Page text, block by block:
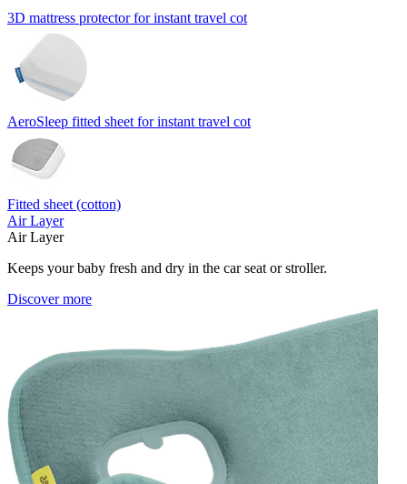
3D mattress protector for instant travel cot
AeroSleep fitted sheet for instant travel cot
Fitted sheet (cotton)
Air Layer
Air Layer
Keeps your baby fresh and dry in the car seat or stroller.
Discover more